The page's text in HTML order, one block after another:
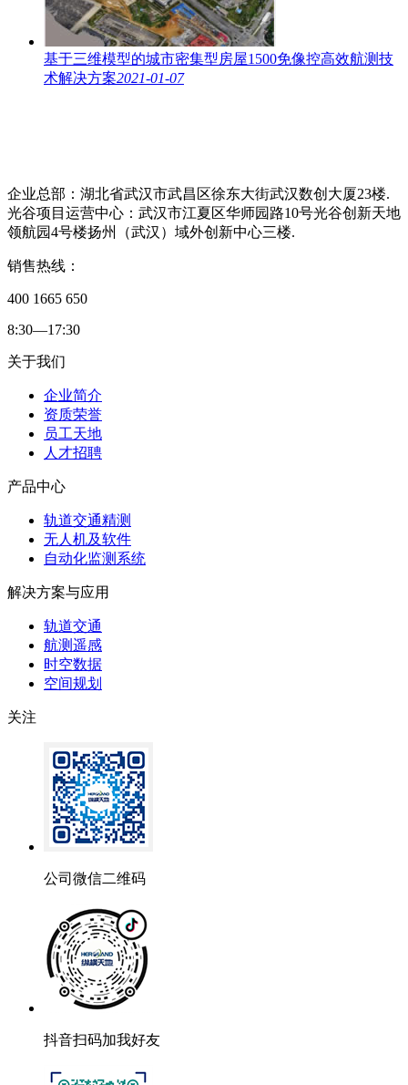
基于三维模型的城市密集型房屋1500免像控高效航测技
术解决方案2021-01-07
企业总部：湖北省武汉市武昌区徐东大街武汉数创大厦23楼.
光谷项目运营中心：武汉市江夏区华师园路10号光谷创新天地
领航园4号楼扬州（武汉）域外创新中心三楼.
销售热线：
400 1665 650
8:30—17:30
关于我们
企业简介
资质荣誉
员工天地
人才招聘
产品中心
轨道交通精测
无人机及软件
自动化监测系统
解决方案与应用
轨道交通
航测遥感
时空数据
空间规划
关注
公司微信二维码
抖音扫码加我好友